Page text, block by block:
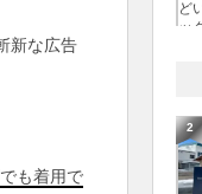
新な広告
も着用で
2